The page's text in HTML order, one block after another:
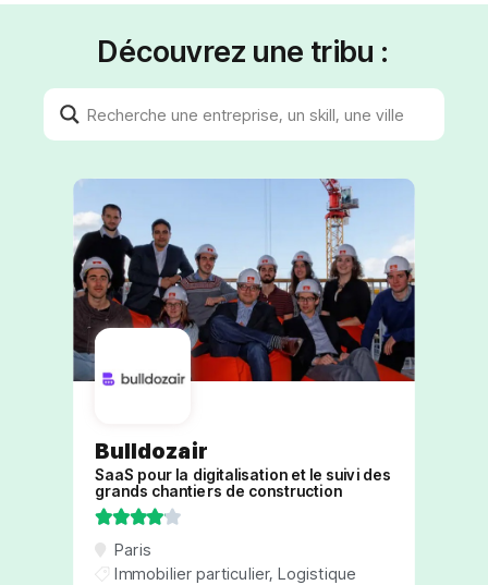
Découvrez une tribu :
Bulldozair
SaaS pour la digitalisation et le suivi des
grands chantiers de construction

Paris
Immobilier particulier,Logistique